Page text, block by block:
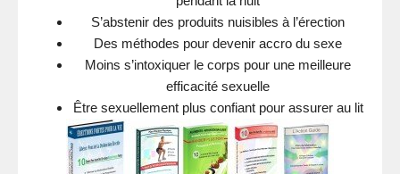
S’abstenir des produits nuisibles à l’érection
Des méthodes pour devenir accro du sexe
Moins s’intoxiquer le corps pour une meilleure
efficacité sexuelle
Être sexuellement plus confiant pour assurer au lit